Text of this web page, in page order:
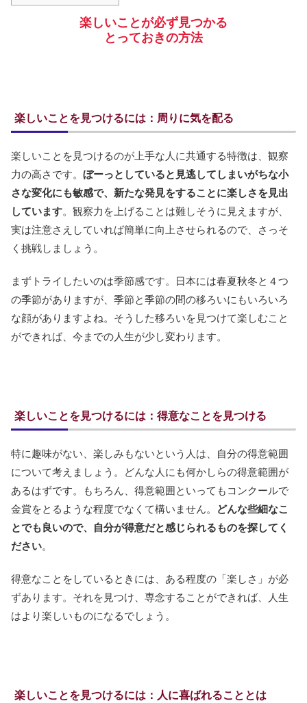
楽しいことが必ず見つかる
とっておきの方法
楽しいことを見つけるには：周りに気を配る
楽しいことを見つけるのが上手な人に共通する特徴は、観察
力の高さです。 ぼーっとしていると見逃してしまいがちな小
さな変化にも敏感で、新たな発見をすることに楽しさを見出
しています。観察力を上げることは難しそうに見えますが、
実は注意さえしていれば簡単に向上させられるので、さっそ
く挑戦しましょう。
まずトライしたいのは季節感です。日本には春夏秋冬と４つ
の季節がありますが、季節と季節の間の移ろいにもいろいろ
な顔がありますよね。そうした移ろいを見つけて楽しむこと
ができれば、今までの人生が少し変わります。
楽しいことを見つけるには：得意なことを見つける
特に趣味がない、楽しみもないという人は、自分の得意範囲
について考えましょう。どんな人にも何かしらの得意範囲が
あるはずです。もちろん、得意範囲といってもコンクールで
金賞をとるような程度でなくて構いません。
どんな些細なこ
とでも良いので、自分が得意だと感じられるものを探してく
ださい。
得意なことをしているときには、ある程度の「楽しさ」が必
ずあります。それを見つけ、専念することができれば、人生
はより楽しいものになるでしょう。
楽しいことを見つけるには：人に喜ばれることとは